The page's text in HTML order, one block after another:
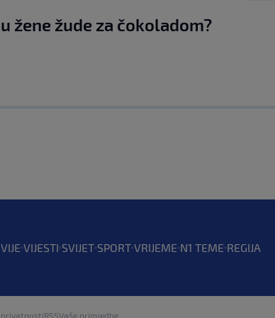
žene žude za čokoladom?
VIJESTI SVIJET SPORT VRIJEME N1 TEME REGIJA
RSSVaše primjedbe